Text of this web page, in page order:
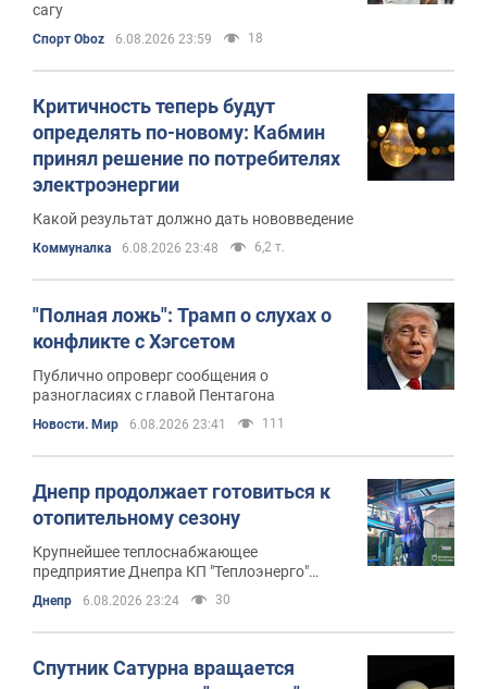
сагу
Спорт Oboz 6.08.2026 23:59 18
Критичность теперь будут
определять по-новому: Кабмин
принял решение по потребителях
электроэнергии
Какой результат должно дать нововведение
Коммуналка 6.08.2026 23:48 6,2 т.
"Полная ложь": Трамп о слухах о
конфликте с Хэгсетом
Публично опроверг сообщения о
разногласиях с главой Пентагона
Новости. Мир 6.08.2026 23:41 111
Днепр продолжает готовиться к
отопительному сезону
Крупнейшее теплоснабжающее
предприятие Днепра КП "Теплоэнерго"
готово к отопительному сезону
Днепр 6.08.2026 23:24 30
Спутник Сатурна вращается